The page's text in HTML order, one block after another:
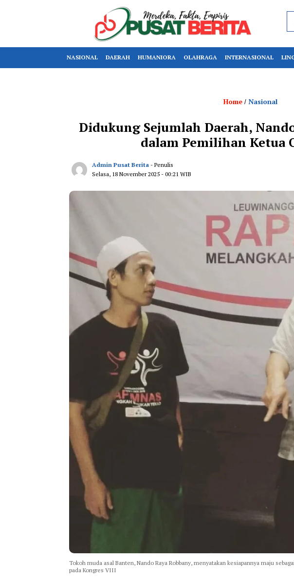
NASIONAL DAERAH HUMANIORA OLAHRAGA INTERNASIONAL
Home / Nasional
Didukung Sejumlah Daerah,
dalam Pemilihan Ketua
Admin Pusat Berita - Penulis
Selasa, 18 November 2025 - 00:21 WIB
Tokoh muda asal Banten, Nando Raya Robbany, menyatakan kesiapannya maju
pada Kongres VIII